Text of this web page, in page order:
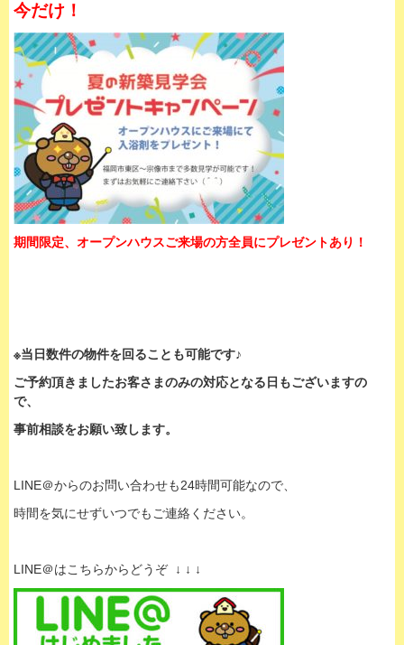
今だけ！
期間限定、オープンハウスご来場の方全員にプレゼントあり！
※当日数件の物件を回ることも可能です♪
ご予約頂きましたお客さまのみの対応となる日もございますの
で、
事前相談をお願い致します。
LINE＠からのお問い合わせも24時間可能なので、
時間を気にせずいつでもご連絡ください。
LINE＠はこちらからどうぞ ↓ ↓ ↓